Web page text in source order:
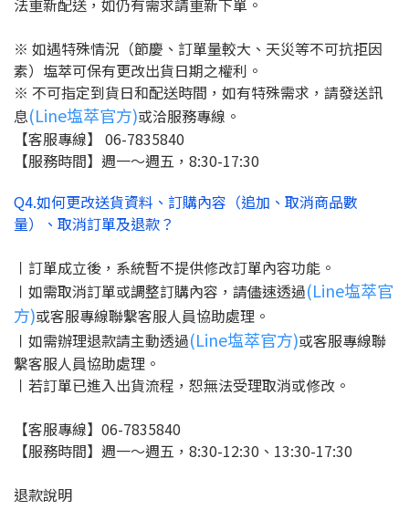
法重新配送，如仍有需求請重新下單。
※ 如遇特殊情況（節慶、訂單量較大、天災等不可抗拒因
素）塩萃可保有更改出貨日期之權利。
※ 不可指定到貨日和配送時間，如有特殊需求，請發送訊
息(Line塩萃官方)或洽服務專線。
【客服專線】 06-7835840
【服務時間】週一～週五，8:30-17:30
Q4.如何更改送貨資料、訂購內容（追加、取消商品數
量）、取消訂單及退款？
〡訂單成立後，系統暫不提供修改訂單內容功能。
〡如需取消訂單或調整訂購內容，請儘速透過(Line塩萃官
方)或客服專線聯繫客服人員協助處理。
〡如需辦理退款請主動透過(Line塩萃官方)或客服專線聯
繫客服人員協助處理。
〡 若訂單已進入出貨流程，恕無法受理取消或修改。
【客服專線】 06-7835840
【服務時間】週一～週五，8:30-12:30、13:30-17:30
退款說明